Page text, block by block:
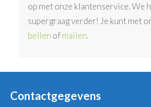
op met onze klantenservice. We
supergraag verder! Je kunt met
bellen ofmailen.
Contactgegevens